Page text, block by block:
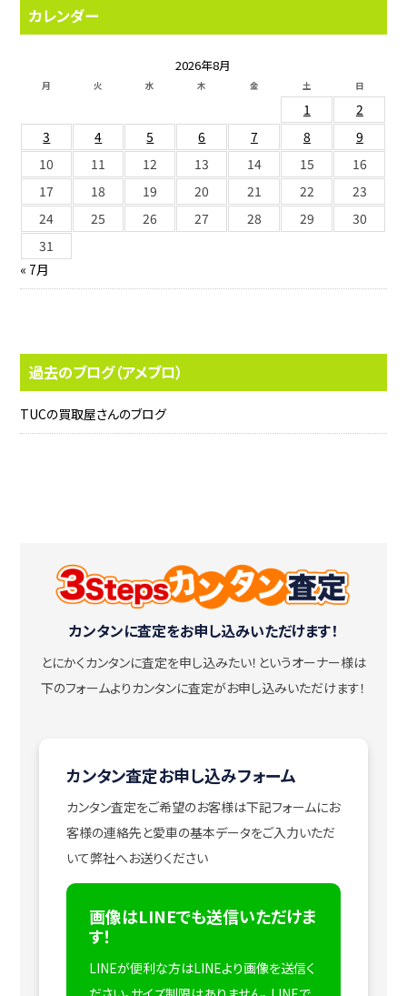
カレンダー
2026年8月
月 火 水 木 金 土 日
1
2
3
4 5 6 7 8
9
10
11 12 13 14 15
16
17
18 19 20 21 22
23
24
25 26 27 28 29
30
31
« 7月
過去のブログ（アメブロ）
TUCの買取屋さんのブログ
カンタンに査定をお申し込みいただけます！
とにかくカンタンに査定を申し込みたい！ というオーナー様は
下のフォームよりカンタンに査定がお申し込みいただけます！
カンタン査定お申し込みフォーム
カンタン査定をご希望のお客様は下記フォームにお
客様の連絡先と愛車の基本データをご入力いただ
いて弊社へお送りください
画像はLINEでも送信いただけま
す！
LINEが便利な方はLINEより画像を送信く